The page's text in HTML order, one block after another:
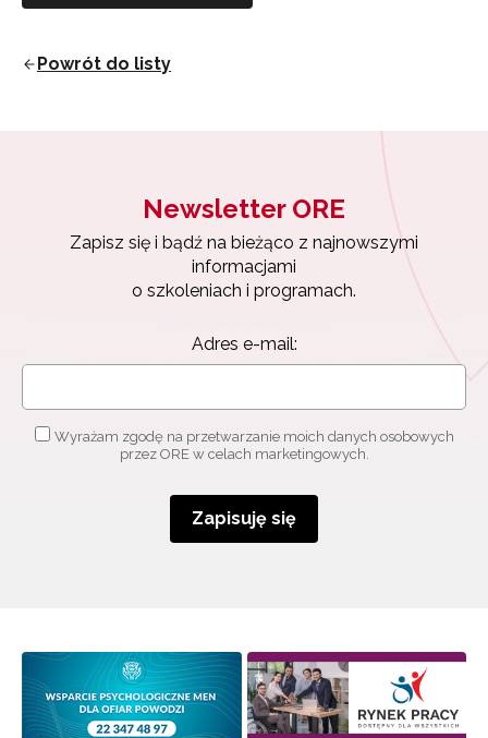
Powrót do listy
Newsletter ORE
Zapisz się i bądź na bieżąco z najnowszymi
informacjami
o szkoleniach i programach.
Adres e-mail:
Wyrażam zgodę na przetwarzanie moich danych osobowych
przez ORE w celach marketingowych.
Zapisuję się
Adres e-mail:
Wyrażam zgodę na przetwarzanie moich danych